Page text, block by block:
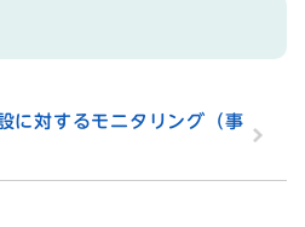
に対するモニタリング（事